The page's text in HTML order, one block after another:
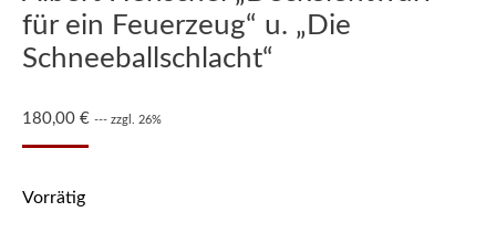
für ein Feuerzeug“ u. „Die
Schneeballschlacht“
180,00 € --- zzgl. 26%
Vorrätig